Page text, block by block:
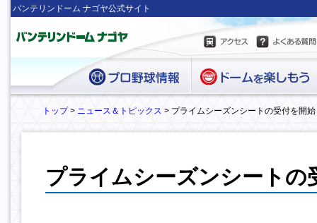
バンテリンドーム ナゴヤ公式サイト
トップ> ニュース＆トピックス > プライムシーズンシートの受付を開
プライムシーズンシートの